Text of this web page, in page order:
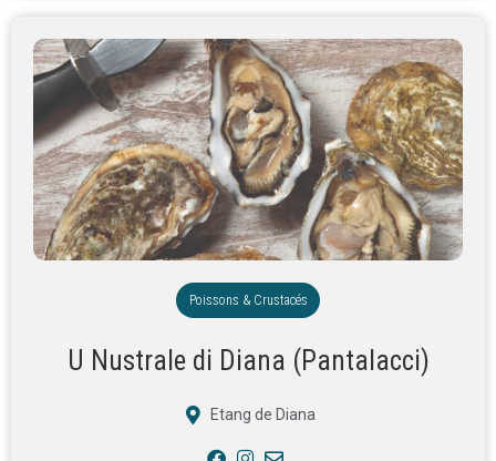
Poissons & Crustacés
U Nustrale di Diana (Pantalacci)
Etang de Diana